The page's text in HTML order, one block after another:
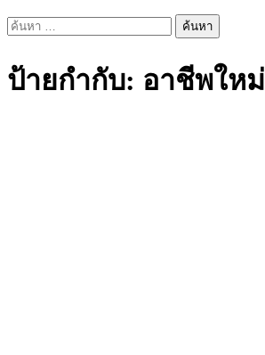
ค้นหา
ป้ายกำกับ: อาชีพใหม่